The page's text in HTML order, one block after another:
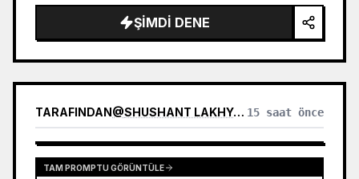
golden jade, passing through the sea of
clouds from the bottom…
ŞIMDI DENE
TARAFINDAN@SHUSHANT LAKHYANI 15 saat önce
TAM PROMPTU GÖRÜNTÜLE